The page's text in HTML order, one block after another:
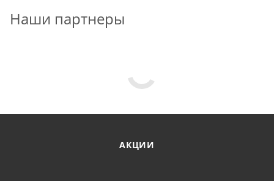
Наши партнеры
АКЦИИ